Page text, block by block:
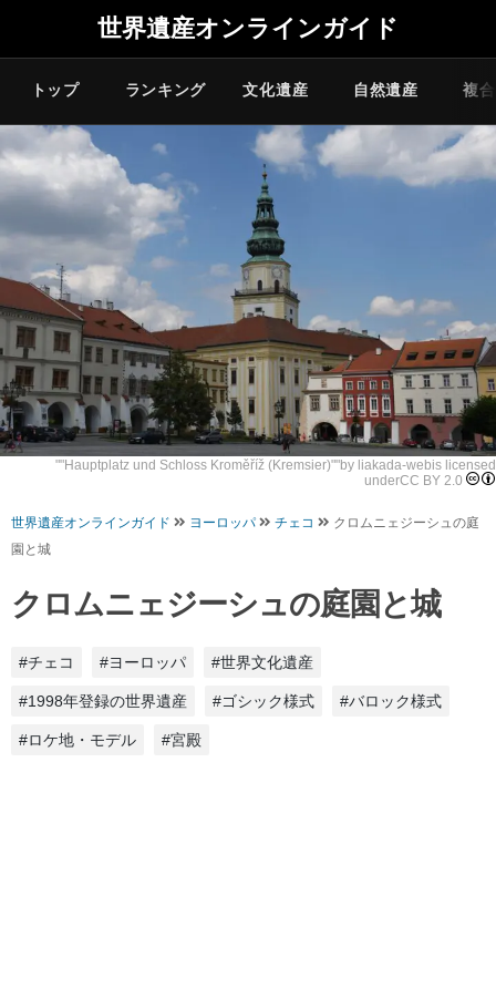
世界遺産オンラインガイド
トップ ランキング 文化遺産 自然遺産 複
""Hauptplatz und Schloss Kroměříž (Kremsier)""by liakada-webis licensed
underCC BY 2.0
世界遺産オンラインガイド ヨーロッパ チェコ
クロムニェジーシュの庭
園と城
クロムニェジーシュの庭園と城
#チェコ #ヨーロッパ #世界文化遺産
#1998年登録の世界遺産 #ゴシック様式 #バロック様式
#ロケ地・モデル #宮殿